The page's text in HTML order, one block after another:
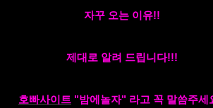
자꾸 오는 이유!!
제대로 알려 드립니다!!!
호빠사이트 "밤에놀자" 라고 꼭 말씀주세